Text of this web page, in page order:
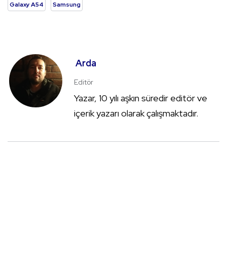
Galaxy A54 Samsung
Arda
Editör
Yazar, 10 yılı aşkın süredir editör ve
içerik yazarı olarak çalışmaktadır.